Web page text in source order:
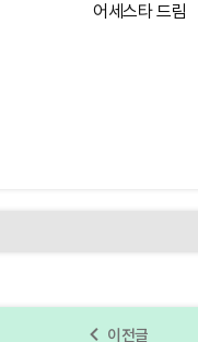
어세스타 드림
navigate_before 이전글